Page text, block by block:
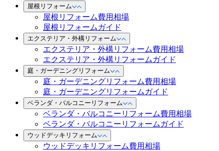
屋根リフォーム
屋根リフォーム費用相場
屋根リフォームガイド
エクステリア・外構リフォーム
エクステリア・外構リフォーム費用相場
エクステリア・外構リフォームガイド
庭・ガーデニングリフォーム
庭・ガーデニングリフォーム費用相場
庭・ガーデニングリフォームガイド
ベランダ・バルコニーリフォーム
ベランダ・バルコニーリフォーム費用相場
ベランダ・バルコニーリフォームガイド
ウッドデッキリフォーム
ウッドデッキリフォーム費用相場